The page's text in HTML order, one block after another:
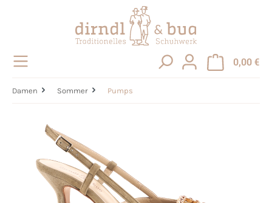
0,00 €
Damen Sommer Pumps
Bildergalerie überspringen